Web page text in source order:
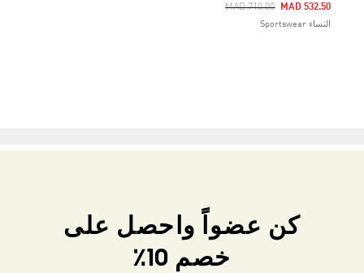
Price Reduced From
MAD 710.00
To MAD 532.50
النساء Sportswear
كن عضواً واحصل على
خصم 10٪